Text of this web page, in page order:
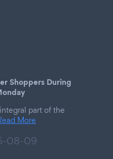
Shoppers During
part of the
More
08-09